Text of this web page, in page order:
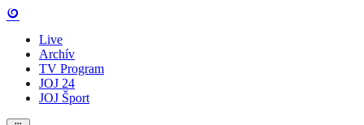
Live
Archív
TV Program
JOJ 24
JOJ Šport